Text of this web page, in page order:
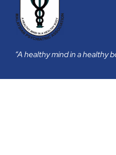
“A healthy mind in a healthy